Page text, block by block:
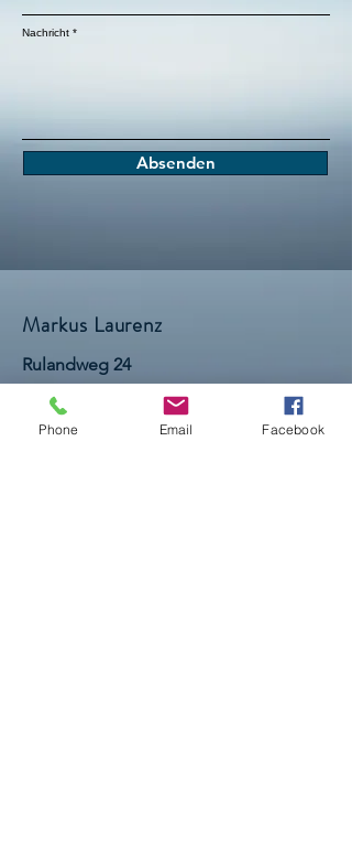
Nachricht
Absenden
Markus Laurenz
Rulandweg 24
48653 Coesfeld
E-Mail:
markus.laurenz@marktplatz-der-
Phone Email Facebook